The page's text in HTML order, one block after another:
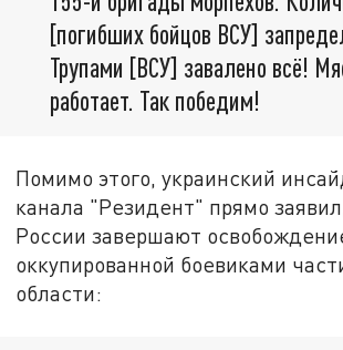
[погибших бойцов ВСУ]
Трупами [ВСУ] завалено всё!
работает. Так победим!
Помимо этого, украинский
канала "Резидент" прямо
России завершают
оккупированной боевиками
области: